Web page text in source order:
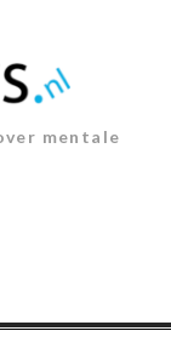
mentale